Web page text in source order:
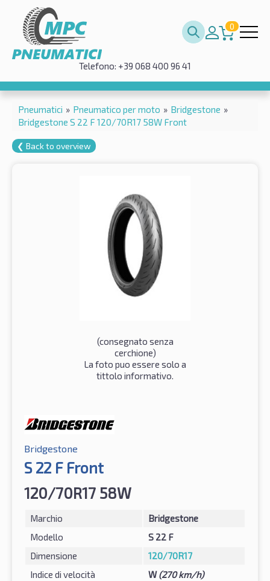
0
Telefono: +39 068 400 96 41
Pneumatici » Pneumatico per moto » Bridgestone »
Bridgestone S 22 F 120/70R17 58W Front
❮ Back to overview
(consegnato senza
cerchione)
La foto puo essere solo a
tittolo informativo.
Bridgestone
S 22 F Front
120/70R17 58W
Marchio
Bridgestone
Modello
S 22 F
Dimensione
120/70R17
Indice di velocità
W(270 km/h)